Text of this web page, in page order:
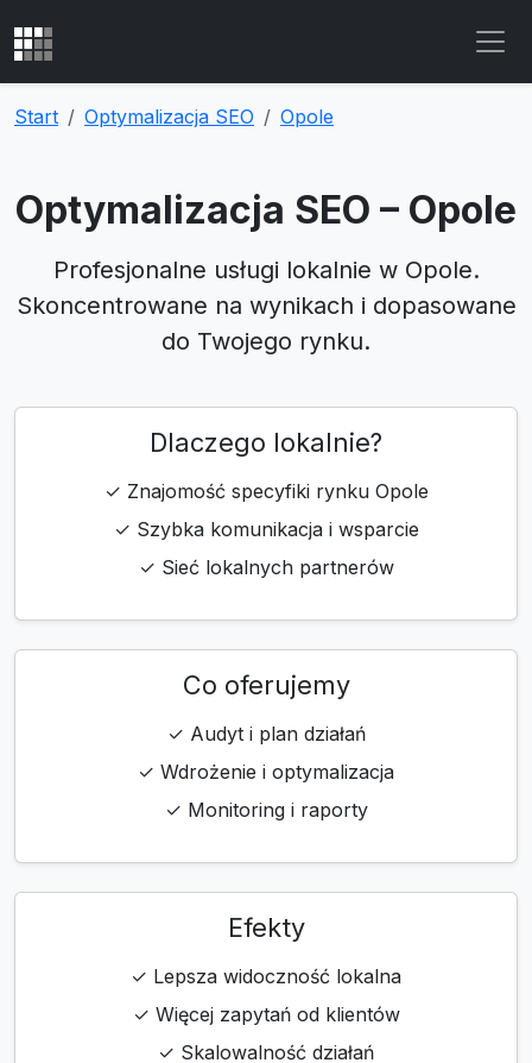
Start Optymalizacja SEO Opole
Optymalizacja SEO – Opole
Profesjonalne usługi lokalnie w Opole.
Skoncentrowane na wynikach i dopasowane
do Twojego rynku.
Dlaczego lokalnie?
✓ Znajomość specyfiki rynku Opole
✓ Szybka komunikacja i wsparcie
✓ Sieć lokalnych partnerów
Co oferujemy
✓ Audyt i plan działań
✓ Wdrożenie i optymalizacja
✓ Monitoring i raporty
Efekty
✓ Lepsza widoczność lokalna
✓ Więcej zapytań od klientów
✓ Skalowalność działań